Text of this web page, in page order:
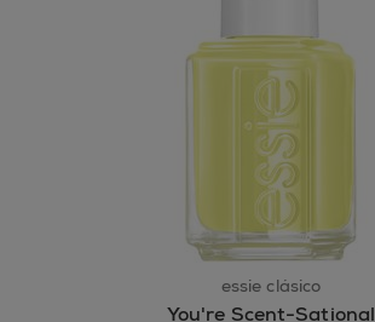
essie clásico
You're Scent-Sational